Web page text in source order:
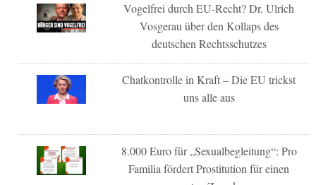
Vogelfrei durch EU-Recht? Dr. Ulrich
Vosgerau über den Kollaps des
deutschen Rechtsschutzes
Chatkontrolle in Kraft – Die EU trickst
uns alle aus
8.000 Euro für „Sexualbegleitung“: Pro
Familia fördert Prostitution für einen